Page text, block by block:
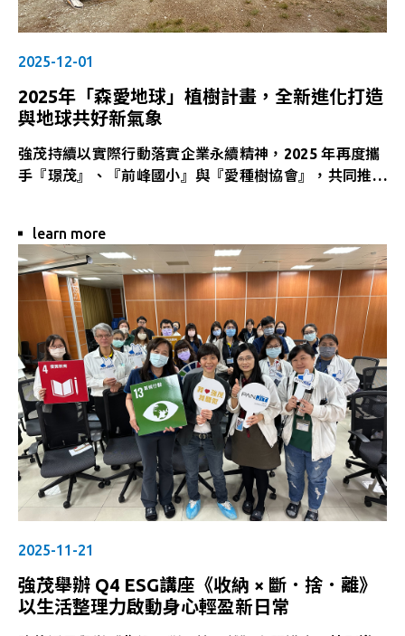
2025-12-01
2025年「森愛地球」植樹計畫，全新進化打造
與地球共好新氣象
強茂持續以實際行動落實企業永續精神，2025 年再度攜
手『璟茂』、『前峰國小』與『愛種樹協會』，共同推動
間，今年更在活動內容全面升級，展現企業對永續議題的
長期承諾。
learn more
2025-11-21
強茂舉辦 Q4 ESG講座《收納 × 斷．捨．離》
以生活整理力啟動身心輕盈新日常